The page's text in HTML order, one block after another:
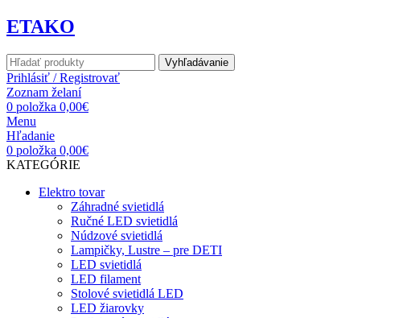
ETAKO
Vyhľadávanie
Prihlásiť / Registrovať
Zoznam želaní
0 položka 0,00€
Menu
Hľadanie
0 položka 0,00€
KATEGÓRIE
Elektro tovar
Záhradné svietidlá
Ručné LED svietidlá
Núdzové svietidlá
Lampičky, Lustre – pre DETI
LED svietidlá
LED filament
Stolové svietidlá LED
LED žiarovky